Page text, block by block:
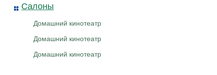
Салоны
Домашний кинотеатр
Домашний кинотеатр
Домашний кинотеатр